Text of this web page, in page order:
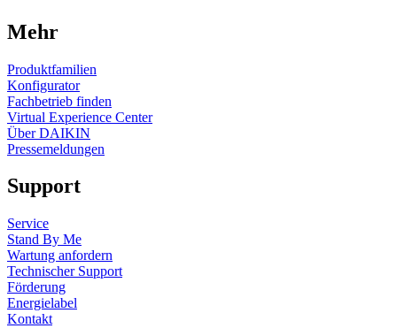
Mehr
Produktfamilien
Konfigurator
Fachbetrieb finden
Virtual Experience Center
Über DAIKIN
Pressemeldungen
Support
Service
Stand By Me
Wartung anfordern
Technischer Support
Förderung
Energielabel
Kontakt